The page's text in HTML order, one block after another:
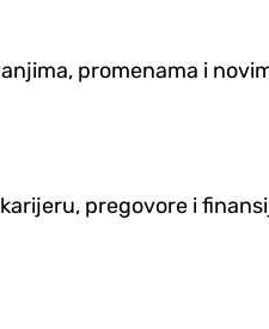
promenama i
pregovore i